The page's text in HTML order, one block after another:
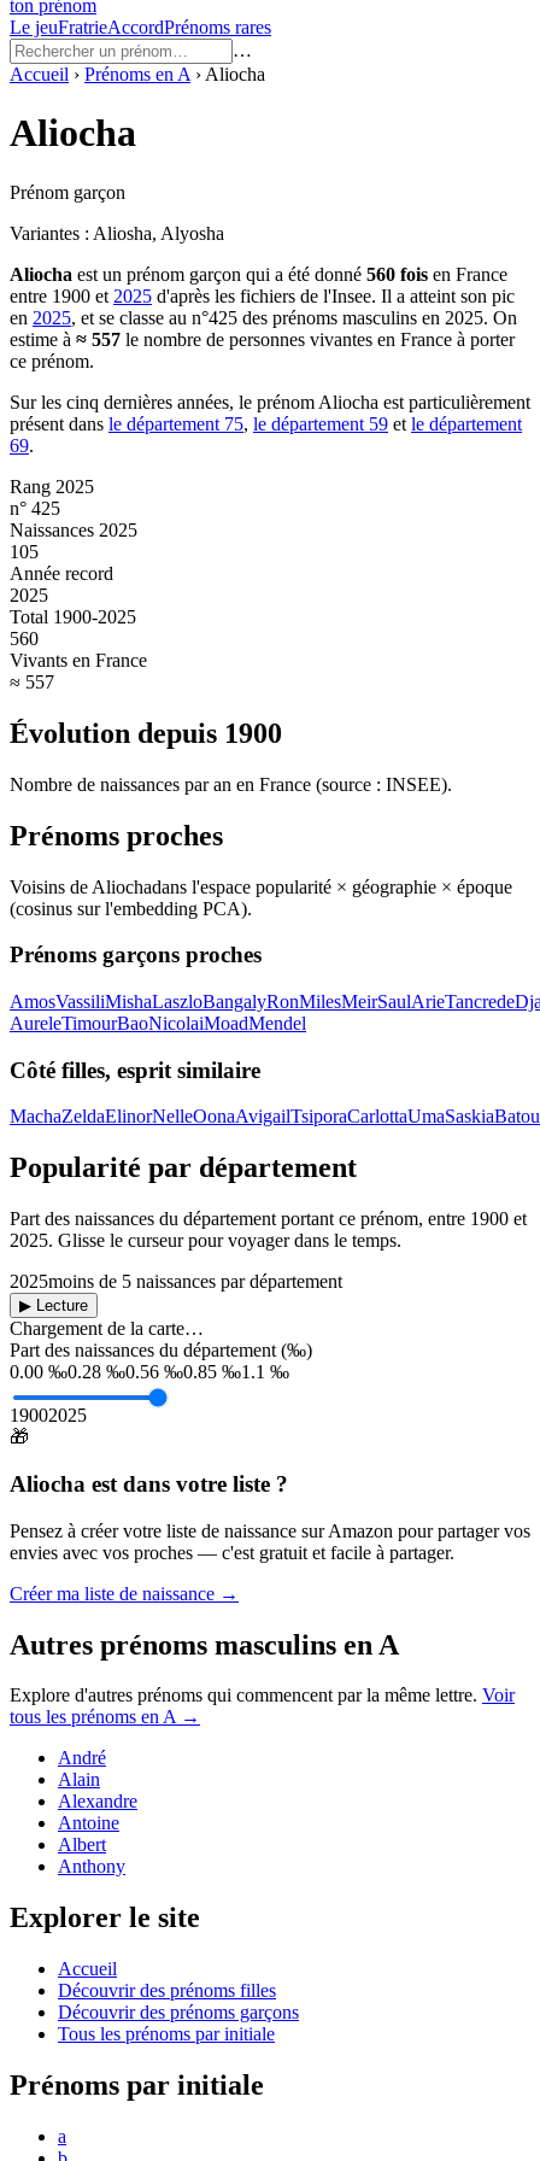
ton prénom
Le jeuFratrieAccordPrénoms rares
…
Accueil › Prénoms en A › Aliocha
Aliocha
Prénom garçon
Variantes : Aliosha, Alyosha
Aliocha est un prénom garçon qui a été donné 560 fois en France
entre 1900 et 2025 d'après les fichiers de l'Insee. Il a atteint son pic
en 2025, et se classe au n°425 des prénoms masculins en 2025. On
estime à ≈ 557 le nombre de personnes vivantes en France à porter
ce prénom.
Sur les cinq dernières années, le prénom Aliocha est particulièrement
présent dans le département 75, le département 59 et le département
69.
Rang 2025
n° 425
Naissances 2025
105
Année record
2025
Total 1900-2025
560
Vivants en France
≈ 557
Évolution depuis 1900
Nombre de naissances par an en France (source : INSEE).
Prénoms proches
Voisins de Aliochadans l'espace popularité × géographie × époque
(cosinus sur l'embedding PCA).
Prénoms garçons proches
AmosVassiliMishaLaszloBangalyRonMilesMeirSaulArieTancrede
AureleTimourBaoNicolaiMoadMendel
Côté filles, esprit similaire
MachaZeldaElinorNelleOonaAvigailTsiporaCarlottaUmaSaskia
Popularité par département
Part des naissances du département portant ce prénom, entre 1900 et
2025. Glisse le curseur pour voyager dans le temps.
2025moins de 5 naissances par département
▶ Lecture
Chargement de la carte…
Part des naissances du département (‰)
0.00 ‰0.28 ‰0.56 ‰0.85 ‰1.1 ‰
19002025
🎁
Aliocha est dans votre liste ?
Pensez à créer votre liste de naissance sur Amazon pour partager vos
envies avec vos proches — c'est gratuit et facile à partager.
Créer ma liste de naissance →
Autres prénoms masculins en A
Explore d'autres prénoms qui commencent par la même lettre. Voir
tous les prénoms enA→
André
Alain
Alexandre
Antoine
Albert
Anthony
Explorer le site
Accueil
Découvrir des prénoms filles
Découvrir des prénoms garçons
Tous les prénoms par initiale
Prénoms par initiale
a